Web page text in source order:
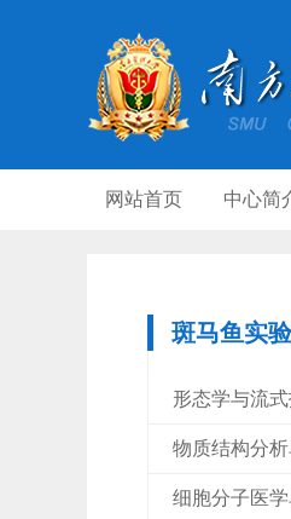
网站首页 中心简
斑马鱼实
形态学与流
物质结构分
细胞分子医